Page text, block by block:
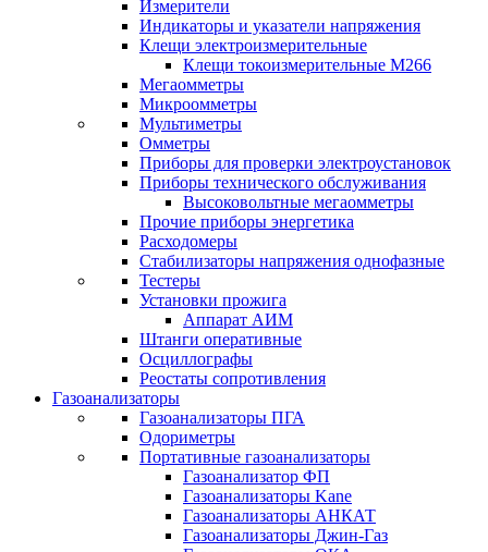
Измерители
Индикаторы и указатели напряжения
Клещи электроизмерительные
Клещи токоизмерительные М266
Мегаомметры
Микроомметры
Мультиметры
Омметры
Приборы для проверки электроустановок
Приборы технического обслуживания
Высоковольтные мегаомметры
Прочие приборы энергетика
Расходомеры
Стабилизаторы напряжения однофазные
Тестеры
Установки прожига
Аппарат АИМ
Штанги оперативные
Осциллографы
Реостаты сопротивления
Газоанализаторы
Газоанализаторы ПГА
Одориметры
Портативные газоанализаторы
Газоанализатор ФП
Газоанализаторы Kane
Газоанализаторы АНКАТ
Газоанализаторы Джин-Газ